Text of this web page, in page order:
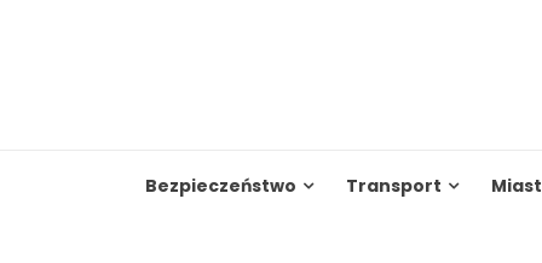
Bezpieczeństwo Transport